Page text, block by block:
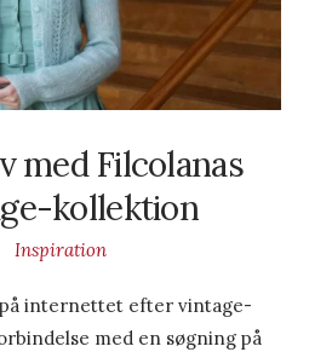
med Filcolanas
kollektion
Inspiration
internettet efter vintage-
med en søgning på